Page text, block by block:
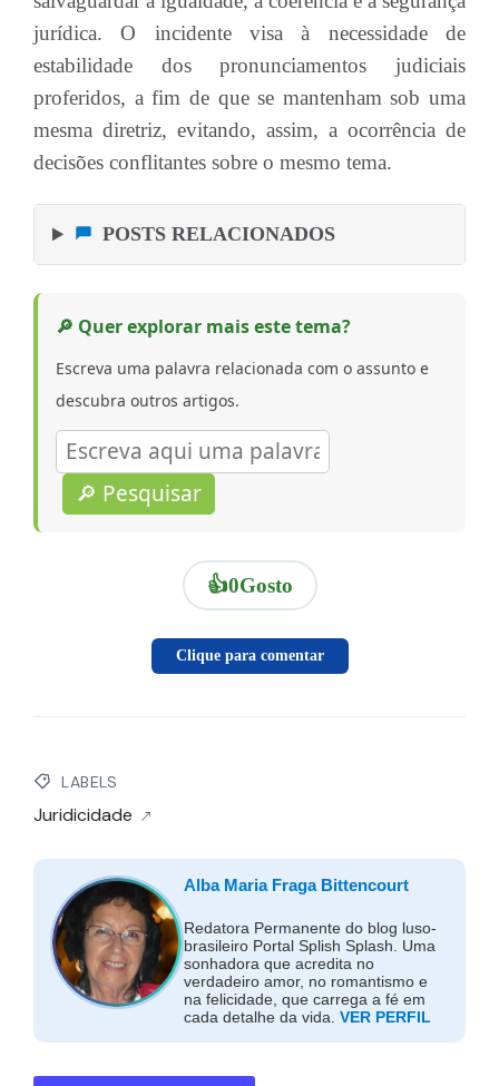
jurídica. O incidente visa à necessidade de
estabilidade dos pronunciamentos judiciais
proferidos, a fim de que se mantenham sob uma
mesma diretriz, evitando, assim, a ocorrência de
decisões conflitantes sobre o mesmo tema.
POSTS RELACIONADOS
🔎 Quer explorar mais este tema?
Escreva uma palavra relacionada com o assunto e
descubra outros artigos.
🔎 Pesquisar
👍0Gosto
Clique para comentar
LABELS
Juridicidade
Alba Maria Fraga Bittencourt
Redatora Permanente do blog luso-
brasileiro Portal Splish Splash. Uma
sonhadora que acredita no
verdadeiro amor, no romantismo e
na felicidade, que carrega a fé em
cada detalhe da vida. VER PERFIL